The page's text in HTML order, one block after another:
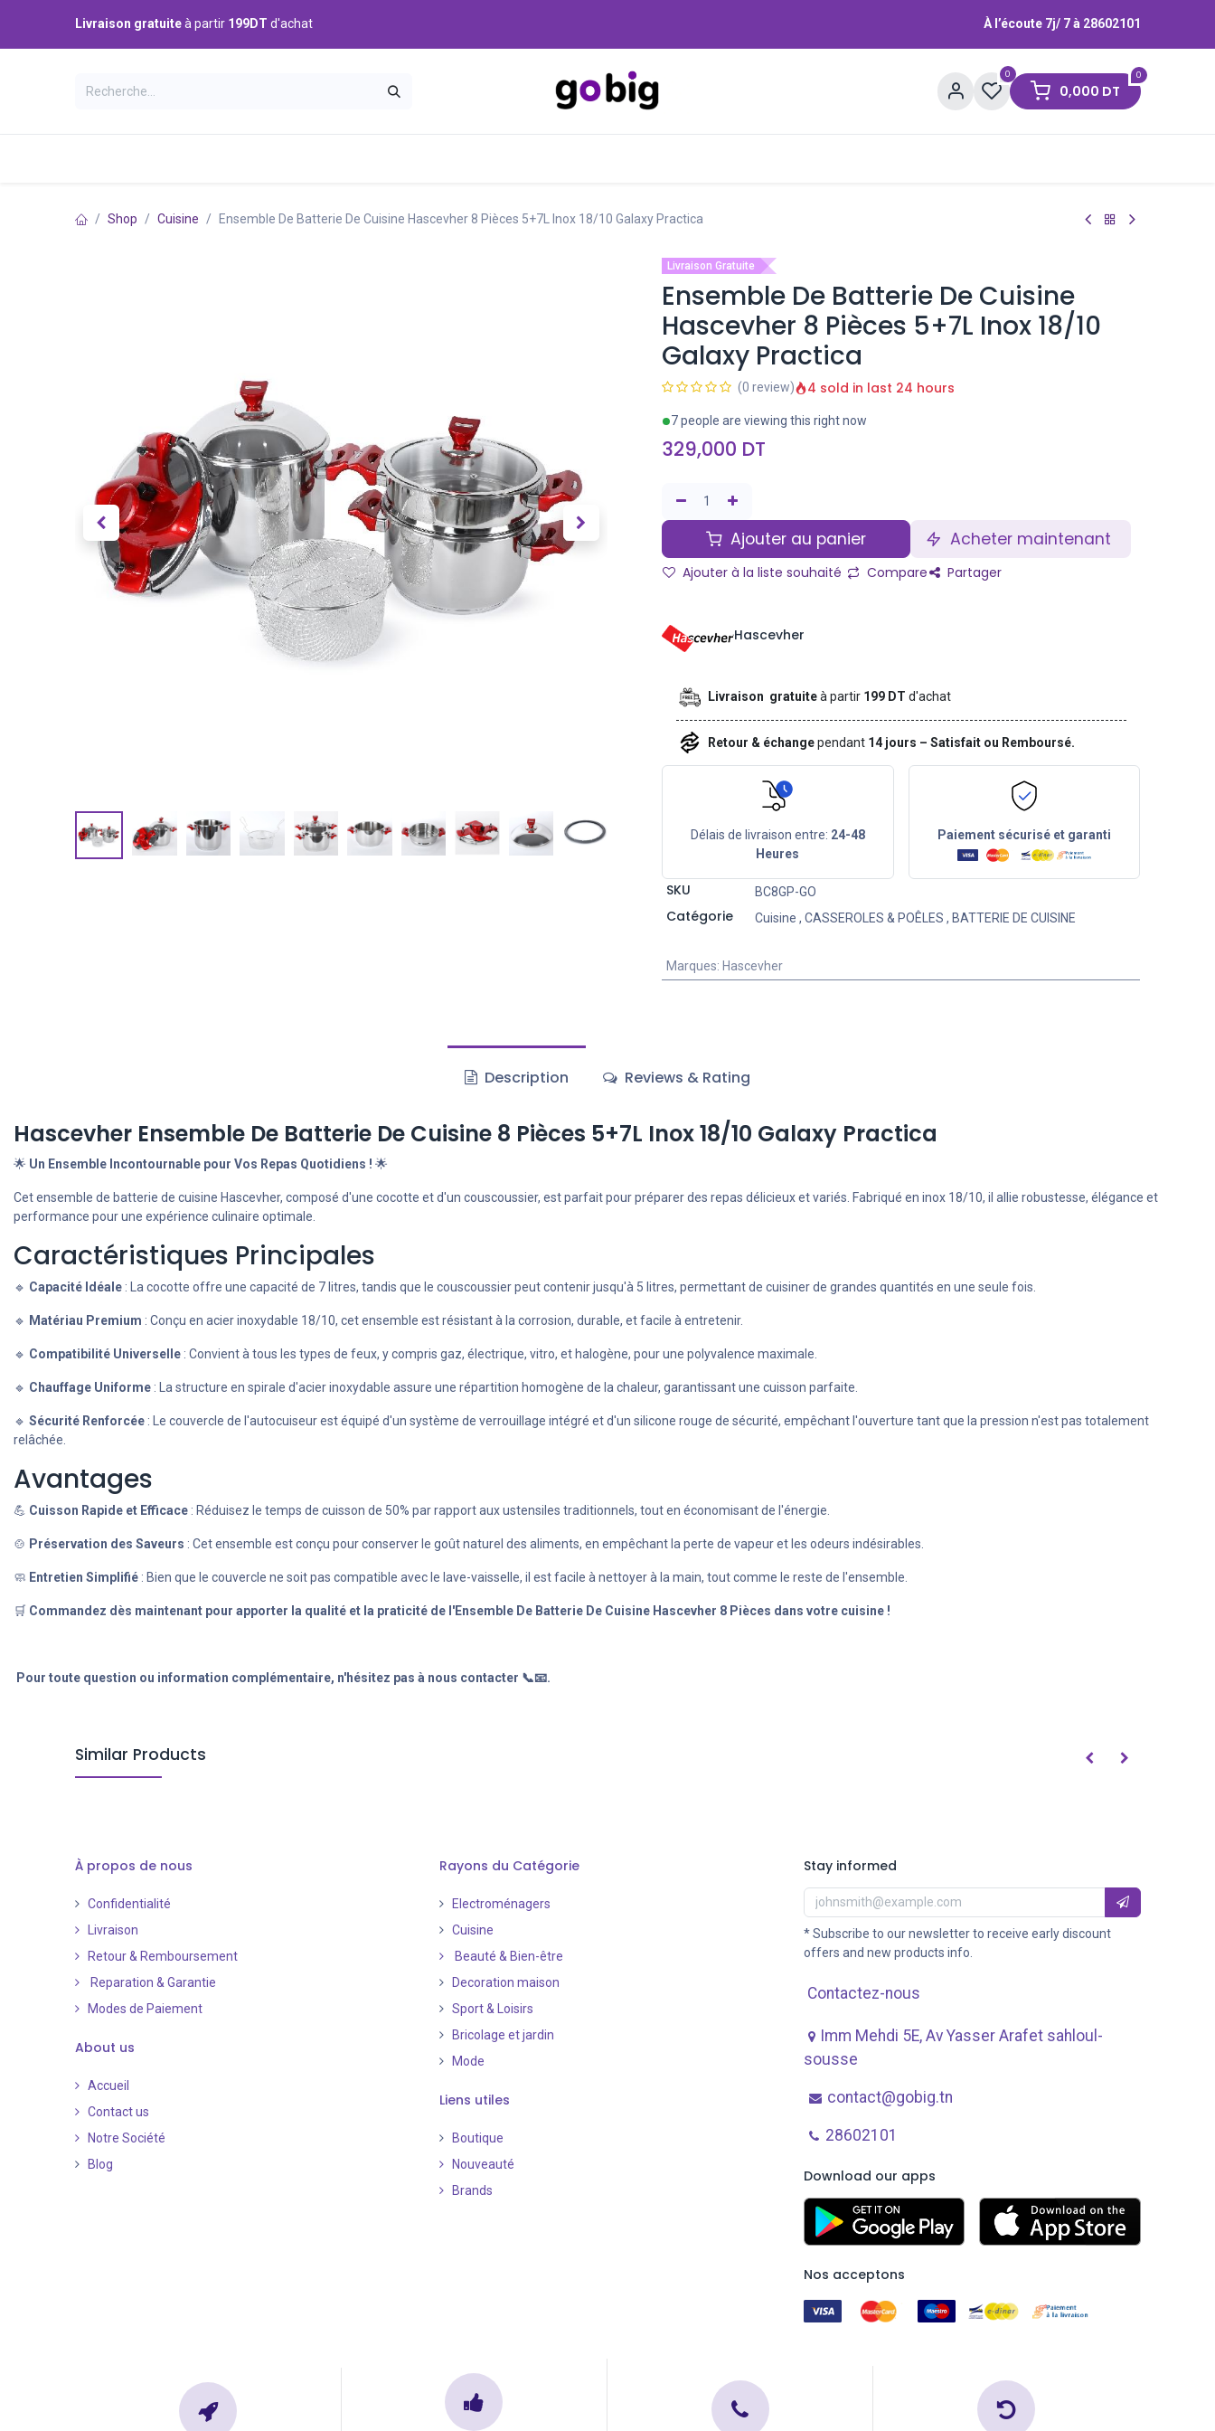
Livraison gratuiteà partir 199DT d'achat À l’écoute 7j/ 7 à 28602101
0 0
0,000 DT
Shop Cuisine Ensemble De Batterie De Cuisine Hascevher 8 Pièces 5+7L Inox 18/10 Galaxy Practica
Livraison Gratuite
Ensemble De Batterie De Cuisine
Hascevher 8 Pièces 5+7L Inox 18/10
Galaxy Practica
(0 review) 4 sold in last 24 hours
7 people are viewing this right now
329,000 DT
Ajouter au panier Acheter maintenant
Ajouter à la liste souhaité Compare Partager
Hascevher
Livraison gratuiteà partir 199 DTd'achat
Retour & échangependant 14 jours – Satisfait ou Remboursé.
Délais de livraison entre: 24-48
Heures
Paiement sécurisé et garanti
SKU BC8GP-GO
Catégorie Cuisine , CASSEROLES & POÊLES , BATTERIE DE CUISINE
Marques: Hascevher
Description Reviews & Rating
Hascevher Ensemble De Batterie De Cuisine 8 Pièces 5+7L Inox 18/10 Galaxy Practica
🌟 Un Ensemble Incontournable pour Vos Repas Quotidiens ! 🌟
Cet ensemble de batterie de cuisine Hascevher, composé d'une cocotte et d'un couscoussier, est parfait pour préparer des repas délicieux et variés. Fabriqué en inox 18/10, il allie robustesse, élégance et
performance pour une expérience culinaire optimale.
Caractéristiques Principales
🔹 Capacité Idéale : La cocotte offre une capacité de 7 litres, tandis que le couscoussier peut contenir jusqu'à 5 litres, permettant de cuisiner de grandes quantités en une seule fois.
🔹 Matériau Premium : Conçu en acier inoxydable 18/10, cet ensemble est résistant à la corrosion, durable, et facile à entretenir.
🔹 Compatibilité Universelle : Convient à tous les types de feux, y compris gaz, électrique, vitro, et halogène, pour une polyvalence maximale.
🔹 Chauffage Uniforme : La structure en spirale d'acier inoxydable assure une répartition homogène de la chaleur, garantissant une cuisson parfaite.
🔹 Sécurité Renforcée : Le couvercle de l'autocuiseur est équipé d'un système de verrouillage intégré et d'un silicone rouge de sécurité, empêchant l'ouverture tant que la pression n'est pas totalement
relâchée.
Avantages
💪 Cuisson Rapide et Efficace : Réduisez le temps de cuisson de 50% par rapport aux ustensiles traditionnels, tout en économisant de l'énergie.
🍲 Préservation des Saveurs : Cet ensemble est conçu pour conserver le goût naturel des aliments, en empêchant la perte de vapeur et les odeurs indésirables.
🧼 Entretien Simplifié : Bien que le couvercle ne soit pas compatible avec le lave-vaisselle, il est facile à nettoyer à la main, tout comme le reste de l'ensemble.
🛒 Commandez dès maintenant pour apporter la qualité et la praticité de l'Ensemble De Batterie De Cuisine Hascevher 8 Pièces dans votre cuisine !
Pour toute question ou information complémentaire, n'hésitez pas à nous contacter 📞📧.
Similar Products
À propos de nous
Confidentialité
Livraison
Retour & Remboursement
Reparation & Garantie
Modes de Paiement​
About us
Accueil
Contact us
Notre Société
Blog
Rayons du Catégorie
Electroménagers
Cuisine
Beauté & Bien-être
Decoration maison
Sport & Loisirs
Bricolage et jardin
Mode
Liens utiles
Boutique
Nouveauté
Brands
Stay informed
* Subscribe to our newsletter to receive early discount
offers and new products info.
Contactez-nous
Imm Mehdi 5E, Av ​Yasser Arafet sahloul-
sousse
contact@gobig.tn
28602101
Download our apps
Nos acceptons